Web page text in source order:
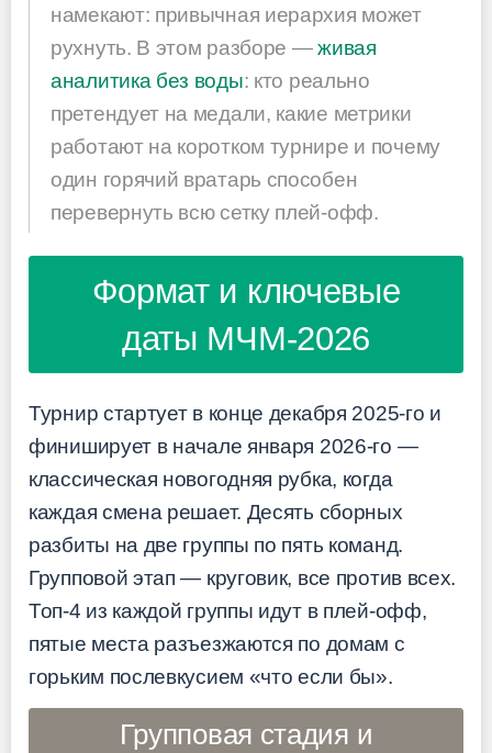
намекают: привычная иерархия может
рухнуть. В этом разборе —живая
аналитика без воды: кто реально
претендует на медали, какие метрики
работают на коротком турнире и почему
один горячий вратарь способен
перевернуть всю сетку плей-офф.
Формат и ключевые
даты МЧМ-2026
Турнир стартует в конце декабря 2025-го и
финиширует в начале января 2026-го —
классическая новогодняя рубка, когда
каждая смена решает. Десять сборных
разбиты на две группы по пять команд.
Групповой этап — круговик, все против всех.
Топ-4 из каждой группы идут в плей-офф,
пятые места разъезжаются по домам с
горьким послевкусием «что если бы».
Групповая стадия и